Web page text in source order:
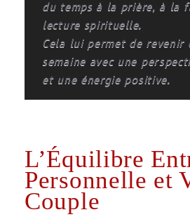
du temps à la prière, à la
lecture spirituelle.
Cela lui permet de revenir
semaine avec une
et une énergie positive.
L’Équilibre
Personnelle et
Couple